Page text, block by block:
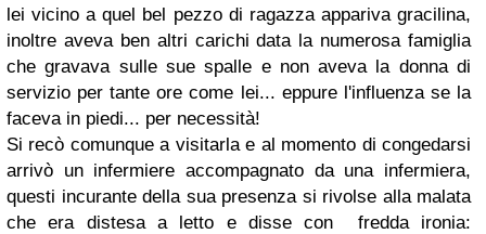
lei vicino a quel bel pezzo di ragazza appariva gracilina,
inoltre aveva ben altri carichi data la numerosa famiglia
che gravava sulle sue spalle e non aveva la donna di
servizio per tante ore come lei... eppure l'influenza se la
faceva in piedi... per necessità!
Si recò comunque a visitarla e al momento di congedarsi
arrivò un infermiere accompagnato da una infermiera,
questi incurante della sua presenza si rivolse alla malata
che era distesa a letto e disse con fredda ironia: